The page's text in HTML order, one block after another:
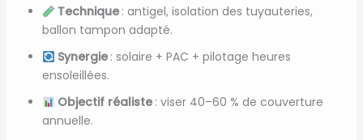
Technique : antigel, isolation des tuyauteries,
ballon tampon adapté.
Synergie : solaire + PAC + pilotage heures
ensoleillées.
Objectif réaliste : viser 40–60 % de couverture
annuelle.